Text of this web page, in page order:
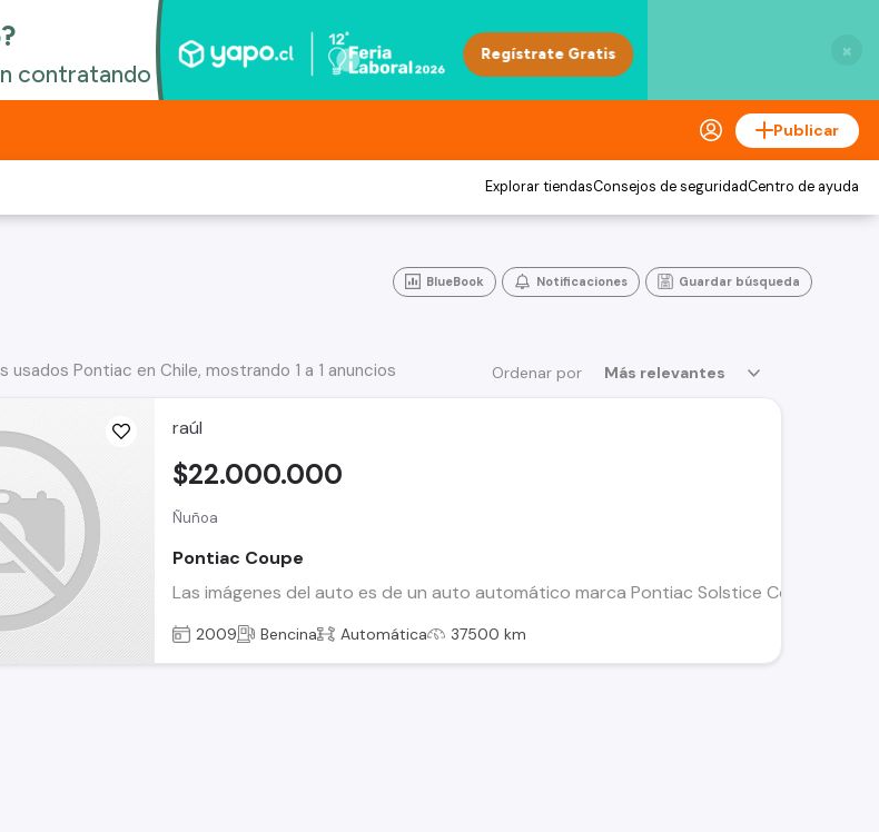
×
Publicar
Explorar tiendasConsejos de seguridadCentro de ayuda
BlueBook Notificaciones Guardar búsqueda
Ordenar por Más relevantes
usados Pontiac en Chile, mostrando 1 a 1 anuncios
raúl
Ñuñoa
Pontiac Coupe
Las imágenes del auto es de un auto automático marca Pontiac Solstice Coupe
$22.000.000
2009 Bencina Automática 37500 km